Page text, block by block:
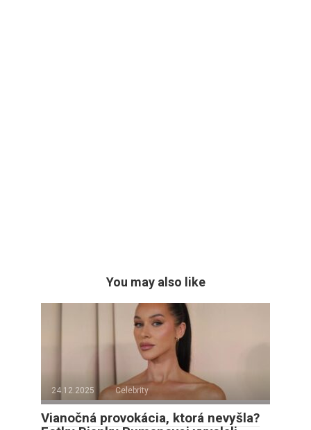
You may also like
24.12.2025 Celebrity
Vianočná provokácia, ktorá nevyšla?